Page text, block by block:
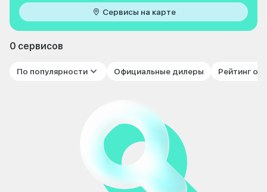
Сервисы на карте
0 сервисов
По популярности Официальные дилеры Рейтинг